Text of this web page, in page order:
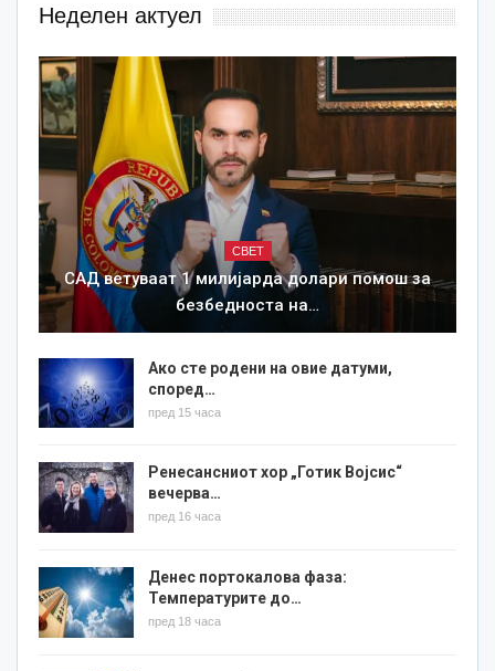
Неделен актуел
СВЕТ
САД ветуваат 1 милијарда долари помош за
безбедноста на…
Ако сте родени на овие датуми,
според…
пред 15 часа
Ренесансниот хор „Готик Војсис“
вечерва…
пред 16 часа
Денес портокалова фаза:
Температурите до…
пред 18 часа